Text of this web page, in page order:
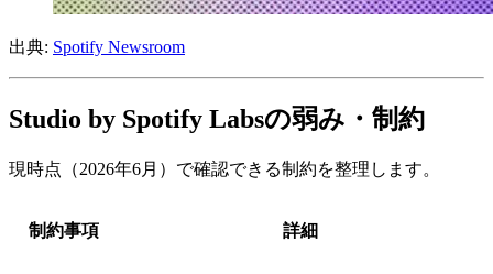
出典: Spotify Newsroom
Studio by Spotify Labsの弱み・制約
現時点（2026年6月）で確認できる制約を整理します。
制約事項 詳細